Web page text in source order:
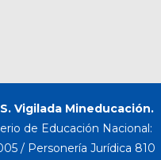
Vigilada Mineducación.
de Educación Nacional:
/ Personería Jurídica 810